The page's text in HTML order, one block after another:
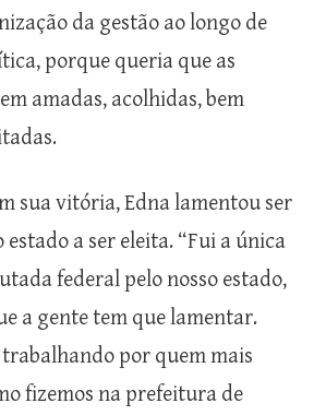
da gestão ao longo de
porque queria que as
amadas, acolhidas, bem
sua vitória, Edna lamentou ser
a ser eleita. “Fui a única
federal pelo nosso estado,
a gente tem que lamentar.
por quem mais
fizemos na prefeitura de